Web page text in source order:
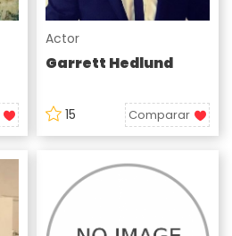
Actor
Garrett Hedlund
15 Comparar